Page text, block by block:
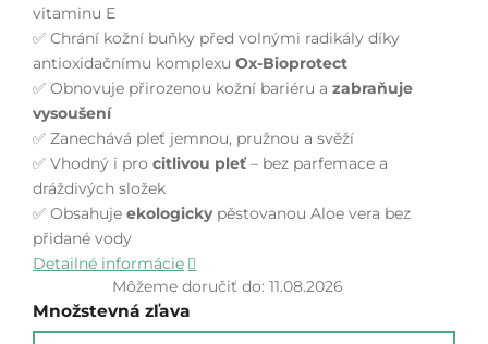
vitaminu E
✅ Chrání kožní buňky před volnými radikály díky
antioxidačnímu komplexu Ox-Bioprotect
✅ Obnovuje přirozenou kožní bariéru a zabraňuje
vysoušení
✅ Zanechává pleť jemnou, pružnou a svěží
✅ Vhodný i pro citlivou pleť – bez parfemace a
dráždivých složek
✅ Obsahuje ekologickypěstovanou Aloe vera bez
přidané vody
Detailné informácie
Môžeme doručiť do: 11.08.2026
Množstevná zľava